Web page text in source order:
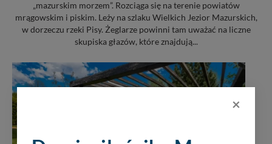
„mazurskim morzem”. Rozciąga się na terenie powiatów
mrągowskim i piskim. Leży na szlaku Wielkich Jezior Mazurskich,
w dorzeczu rzeki Pisy. Żeglarze powinni tam uważać na liczne
skupiska głazów, które znajdują...
×